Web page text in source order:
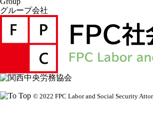
グループ会社
© 2022 FPC Labor and Social Security